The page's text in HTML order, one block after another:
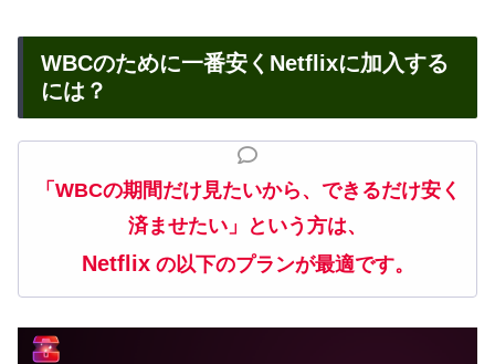
WBCのために一番安くNetflixに加入する
には？
「WBCの期間だけ見たいから、できるだけ安く
済ませたい」という方は、
Netflix の以下のプランが最適です。